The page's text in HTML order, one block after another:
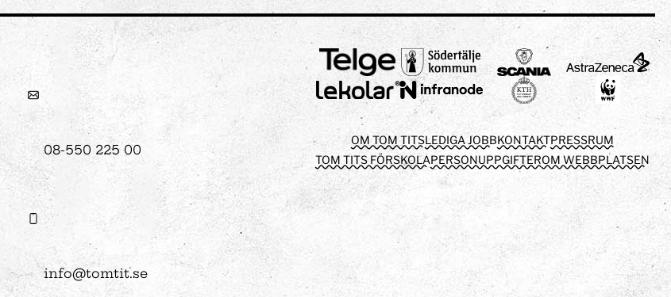
08-550 225 00
info@tomtit.se
OM TOM TITSLEDIGA JOBBKONTAKTPRESSRUM
TOM TITS FÖRSKOLAPERSONUPPGIFTEROM WEBBPLATSEN